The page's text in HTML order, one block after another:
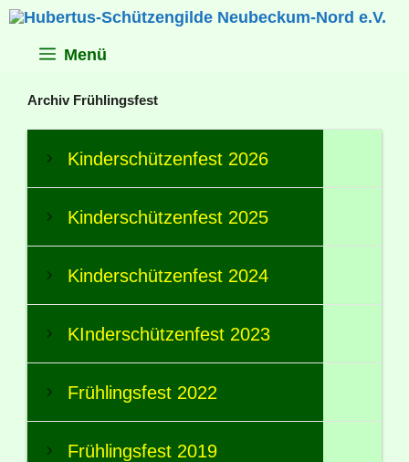
Zum
Inhalt
Menü
Archiv Frühlingsfest
Kinderschützenfest 2026
Kinderschützenfest 2025
Kinderschützenfest 2024
KInderschützenfest 2023
Frühlingsfest 2022
Frühlingsfest 2019